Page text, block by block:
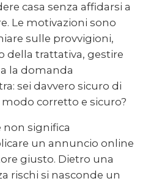
casa senza affidarsi a
Le motivazioni sono
sulle provvigioni,
della trattativa, gestire
la domanda
sei davvero sicuro di
corretto e sicuro?
significa
un annuncio online
giusto. Dietro una
rischi si nasconde un